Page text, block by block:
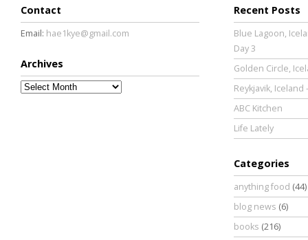
Contact
Email: hae1kye@gmail.com
Archives
Archives
Recent Posts
Blue Lagoon,
Day 3
Golden Circle,
Reykjavik, Iceland
ABC Kitchen
Life Lately
Categories
anything food (44)
blog news (6)
books (216)